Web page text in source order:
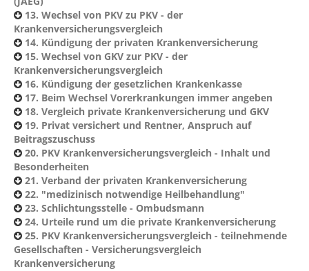
13. Wechsel von PKV zu PKV - der
Krankenversicherungsvergleich
14. Kündigung der privaten Krankenversicherung
15. Wechsel von GKV zur PKV - der
Krankenversicherungsvergleich
16. Kündigung der gesetzlichen Krankenkasse
17. Beim Wechsel Vorerkrankungen immer angeben
18. Vergleich private Krankenversicherung und GKV
19. Privat versichert und Rentner, Anspruch auf
Beitragszuschuss
20. PKV Krankenversicherungsvergleich - Inhalt und
Besonderheiten
21. Verband der privaten Krankenversicherung
22. "medizinisch notwendige Heilbehandlung"
23. Schlichtungsstelle - Ombudsmann
24. Urteile rund um die private Krankenversicherung
25. PKV Krankenversicherungsvergleich - teilnehmende
Gesellschaften - Versicherungsvergleich
Krankenversicherung